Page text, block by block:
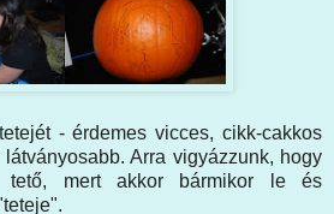
- érdemes vicces, cikk-cakkos
Arra vigyázzunk, hogy
tető, mert akkor bármikor le és